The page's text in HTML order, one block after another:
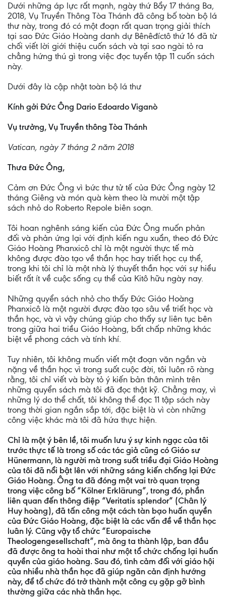
Dưới những áp lực rất mạnh, ngày thứ Bẩy 17 tháng Ba,
2018, Vụ Truyền Thông Tòa Thánh đã công bố toàn bộ lá
thư này, trong đó có một đoạn rất quan trọng giải thích
tại sao Đức Giáo Hoàng danh dự Bênêđíctô thứ 16 đã từ
chối viết lời giới thiệu cuốn sách và tại sao ngài tỏ ra
chẳng hứng thú gì trong việc đọc tuyển tập 11 cuốn sách
này.
Dưới đây là cập nhật toàn bộ lá thư
Kính gởi Đức Ông Dario Edoardo Viganò
Vụ trưởng, Vụ Truyền thông Tòa Thánh
Vatican, ngày 7 tháng 2 năm 2018
Thưa Đức Ông,
Cảm ơn Đức Ông vì bức thư tử tế của Đức Ông ngày 12
tháng Giêng và món quà kèm theo là mười một tập
sách nhỏ do Roberto Repole biên soạn.
Tôi hoan nghênh sáng kiến của Đức Ông muốn phản
đối và phản ứng lại với định kiến ngu xuẩn, theo đó Đức
Giáo Hoàng Phanxicô chỉ là một người thực tế mà
không được đào tạo về thần học hay triết học cụ thể,
trong khi tôi chỉ là một nhà lý thuyết thần học với sự hiểu
biết rất ít về cuộc sống cụ thể của Kitô hữu ngày nay.
Những quyển sách nhỏ cho thấy Đức Giáo Hoàng
Phanxicô là một người được đào tạo sâu về triết học và
thần học, và vì vậy chúng giúp cho thấy sự liên tục bên
trong giữa hai triều Giáo Hoàng, bất chấp những khác
biệt về phong cách và tính khí.
Tuy nhiên, tôi không muốn viết một đoạn văn ngắn và
nặng về thần học vì trong suốt cuộc đời, tôi luôn rõ ràng
rằng, tôi chỉ viết và bày tỏ ý kiến bản thân mình trên
những quyển sách mà tôi đã đọc thật kỹ. Chẳng may, vì
những lý do thể chất, tôi không thể đọc 11 tập sách này
trong thời gian ngắn sắp tới, đặc biệt là vì còn những
công việc khác mà tôi đã hứa thực hiện.
Chỉ là một ý bên lề, tôi muốn lưu ý sự kinh ngạc của tôi
trước thực tế là trong số các tác giả cũng có Giáo sư
Hünermann, là người mà trong suốt triều đại Giáo Hoàng
của tôi đã nổi bật lên với những sáng kiến chống lại Đức
Giáo Hoàng. Ông ta đã đóng một vai trò quan trọng
trong việc công bố “Kölner Erklärung”, trong đó, phần
liên quan đến thông điệp “Veritatis splendor” (Chân lý
Huy hoàng), đã tấn công một cách tàn bạo huấn quyền
của Đức Giáo Hoàng, đặc biệt là các vấn đề về thần học
luân lý. Cũng vậy tổ chức “Europaische
Theologengesellschaft”, mà ông ta thành lập, ban đầu
đã được ông ta hoài thai như một tổ chức chống lại huấn
quyền của giáo hoàng. Sau đó, tình cảm đối với giáo hội
của nhiều nhà thần học đã giúp ngăn cản định hướng
này, để tổ chức đó trở thành một công cụ gặp gỡ bình
thường giữa các nhà thần học.